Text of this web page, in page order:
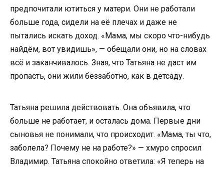
предпочитали ютиться у матери. Они не работали
больше года, сидели на её плечах и даже не
пытались искать доход. «Мама, мы скоро что-нибудь
найдём, вот увидишь», — обещали они, но на словах
всё и заканчивалось. Зная, что Татьяна не даст им
пропасть, они жили беззаботно, как в детсаду.
Татьяна решила действовать. Она объявила, что
больше не работает, и осталась дома. Первые дни
сыновья не понимали, что происходит. «Мама, ты что,
заболела? Почему не на работе?» — хмуро спросил
Владимир. Татьяна спокойно ответила: «Я теперь на